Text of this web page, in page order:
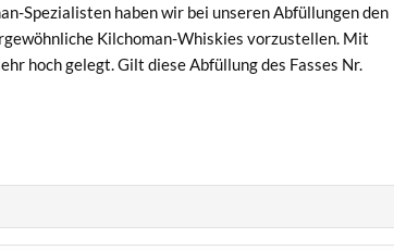
Spezialisten haben wir bei unseren Abfüllungen den
Kilchoman-Whiskies vorzustellen. Mit
hoch gelegt. Gilt diese Abfüllung des Fasses Nr.